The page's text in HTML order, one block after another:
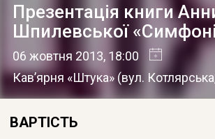
Презентація книги
Шпилевської
06 жовтня 2013, 18:00
Кав’ярня «Штука» (вул.
ВАРТІСТЬ